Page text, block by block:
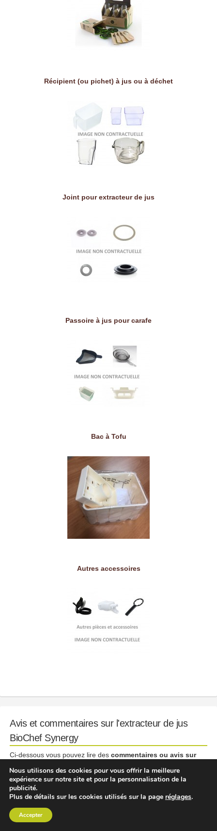
Récipient (ou pichet) à jus ou à déchet
Joint pour extracteur de jus
Passoire à jus pour carafe
Bac à Tofu
Autres accessoires
Avis et commentaires sur l'extracteur de jus
BioChef Synergy
Ci-dessous vous pouvez lire des commentaires ou avis sur
votre question enutilisant le formulairetout en bas.
SOUSCRIRE À NOTRE NEWSLETTER
3 COMMENTAIRES OU AVIS
Nous utilisons des cookies pour vous offrir la meilleure
expérience sur notre site et pour la personnalisation de la
publicité.
Plus de détails sur les cookies utilisés sur la page réglages.
Accepter